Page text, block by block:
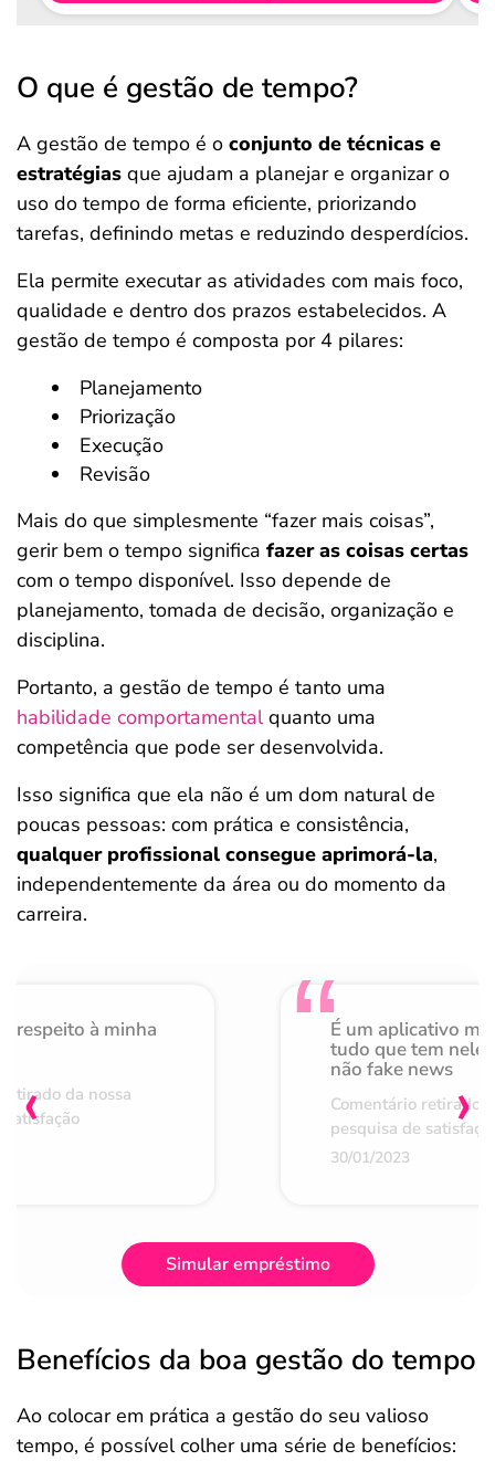
O que é gestão de tempo?
A gestão de tempo é o conjunto de técnicas e
estratégias que ajudam a planejar e organizar o
uso do tempo de forma eficiente, priorizando
tarefas, definindo metas e reduzindo desperdícios.
Ela permite executar as atividades com mais foco,
qualidade e dentro dos prazos estabelecidos. A
gestão de tempo é composta por 4 pilares:
Planejamento
Priorização
Execução
Revisão
Mais do que simplesmente “fazer mais coisas”,
gerir bem o tempo significa fazer as coisas certas
com o tempo disponível. Isso depende de
planejamento, tomada de decisão, organização e
disciplina.
Portanto, a gestão de tempo é tanto uma
habilidade comportamentalquanto uma
competência que pode ser desenvolvida.
Isso significa que ela não é um dom natural de
poucas pessoas: com prática e consistência,
qualquer profissional consegue aprimorá-la,
independentemente da área ou do momento da
carreira.
respeito à minha
da nossa
É um aplicativo
tudo que tem nele
não fake news
Comentário retirado
pesquisa de
30/01/2023
‹ ›
Simular empréstimo
Benefícios da boa gestão do tempo
Ao colocar em prática a gestão do seu valioso
tempo, é possível colher uma série de benefícios: